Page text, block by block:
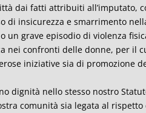
dai fatti attribuiti all’imputato,
di insicurezza e smarrimento
un grave episodio di violenza
nei confronti delle donne, per il
iniziative sia di promozione
dignità nello stesso nostro
comunità sia legata al